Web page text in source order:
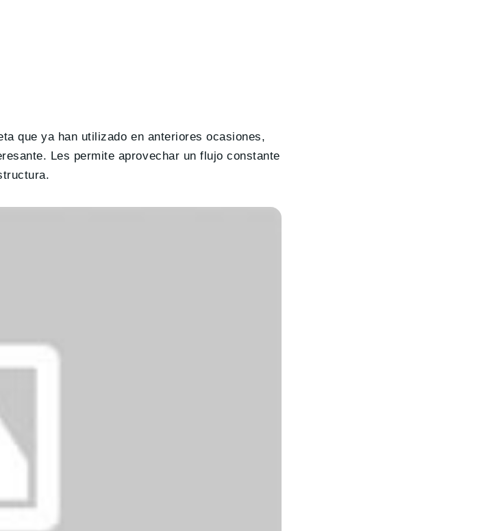
que ya han utilizado en anteriores ocasiones,
Les permite aprovechar un flujo constante